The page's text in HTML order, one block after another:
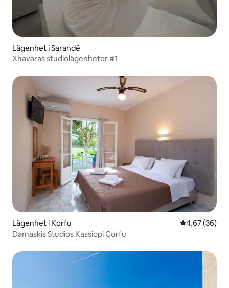
Lägenhet i Sarandë
Xhavaras studiolägenheter #1
Lägenhet i Korfu 4,67 av 5 i
4,67 (36)
Damaskis Studios Kassiopi Corfu